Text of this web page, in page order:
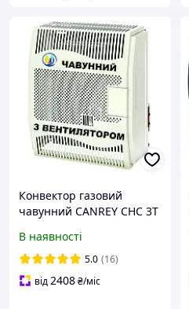
Конвектор газовий
чавунний CANREY CHC 3T
вентилятором
В наявності
5.0 (16)
від2408₴/міс